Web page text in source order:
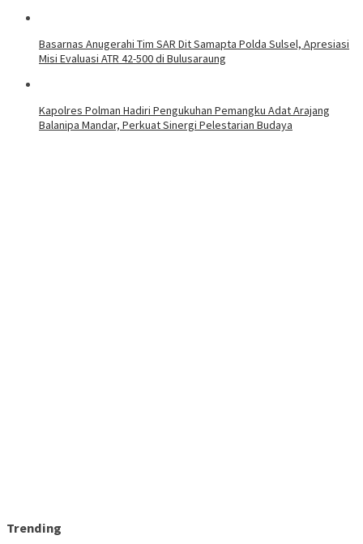
Basarnas Anugerahi Tim SAR Dit Samapta Polda Sulsel, Apresiasi
Misi Evaluasi ATR 42-500 di Bulusaraung
Kapolres Polman Hadiri Pengukuhan Pemangku Adat Arajang
Balanipa Mandar, Perkuat Sinergi Pelestarian Budaya
Trending